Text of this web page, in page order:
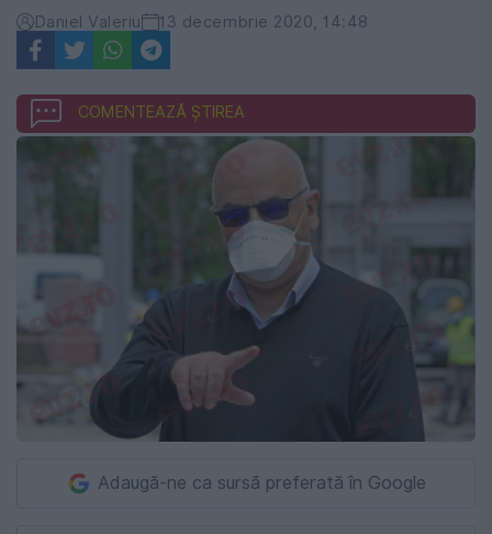
Daniel Valeriu 13 decembrie 2020, 14:48
COMENTEAZĂ ȘTIREA
Adaugă-ne ca sursă preferată în Google